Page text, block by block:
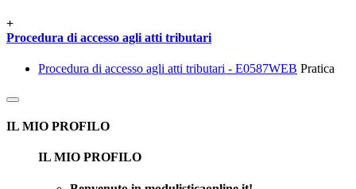
+
Procedura di accesso agli atti tributari
Procedura di accesso agli atti tributari - E0587WEB Pratica
IL MIO PROFILO
IL MIO PROFILO